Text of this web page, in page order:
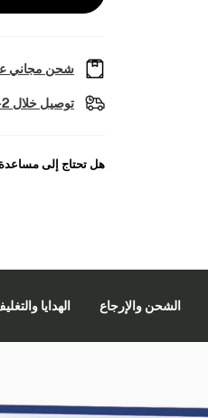
شحن مجاني
توصيل خلال 2-4 أيام عمل
هل تحتاج إلى
الشحن والإرجاع الهدايا